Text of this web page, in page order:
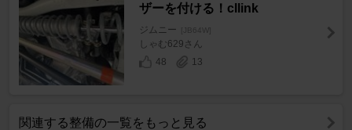
ザーを付ける！cllink
ジムニー [JB64W]
しゃむ629さん
48
13
関連する整備の一覧をもっと見る